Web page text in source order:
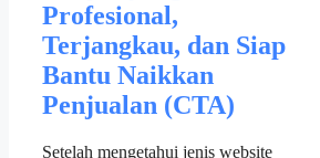
Profesional,
Terjangkau, dan Siap
Bantu Naikkan
Penjualan (CTA)
Setelah mengetahui jenis website